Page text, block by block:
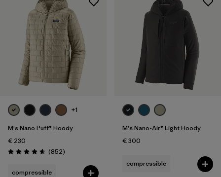
+1
M's Nano Puff® Hoody
€ 230
Évaluation: 4.6 / 5
(852Avis
)
compressible
M's Nano-Air® Light Hoody
€ 300
compressible